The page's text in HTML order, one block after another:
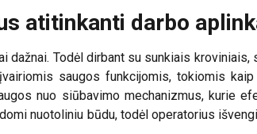
atitinkanti darbo
dažnai. Todėl dirbant su sunkiais
saugos funkcijomis, tokiomis
nuo siūbavimo mechanizmus, kurie
nuotoliniu būdu, todėl operatorius